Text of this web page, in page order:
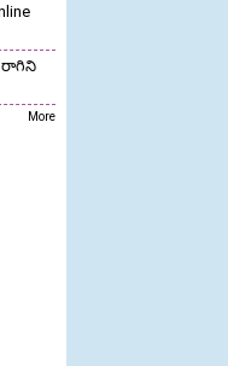
More